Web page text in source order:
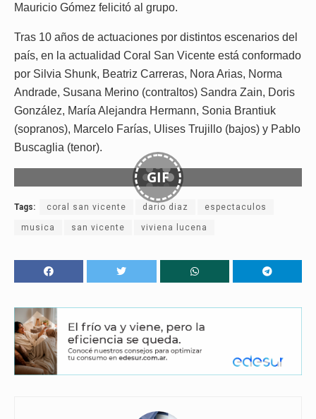
Mauricio Gómez felicitó al grupo.
Tras 10 años de actuaciones por distintos escenarios del
país, en la actualidad Coral San Vicente está conformado
por Silvia Shunk, Beatriz Carreras, Nora Arias, Norma
Andrade, Susana Merino (contraltos) Sandra Zain, Doris
González, María Alejandra Hermann, Sonia Brantiuk
(sopranos), Marcelo Farías, Ulises Trujillo (bajos) y Pablo
Buscaglia (tenor).
GIF
Tags: coral san vicente dario diaz espectaculos
musica san vicente viviena lucena